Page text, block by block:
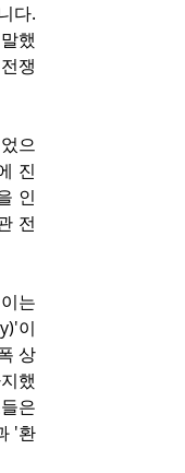
다.
했
쟁
으
진
인
전
는
이
상
했
은
'환